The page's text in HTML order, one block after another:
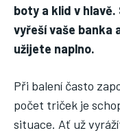
HUBNUTÍ
JÓGA
boty a klid v
vyřeší vaše banka
užijete naplno.
Při balení často
počet triček je
situace. Ať už